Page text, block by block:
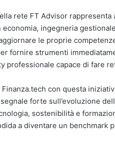
rete FT Advisor
economia, ingegneria
le proprie
fornire strumenti
professionale capace di fare
con questa
forte sull’evoluzione
sostenibilità e
a diventare un benchmark